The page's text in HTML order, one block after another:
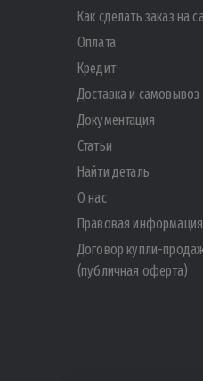
Как сделать заказ на
Оплата
Кредит
Доставка и самовывоз
Документация
Статьи
Найти деталь
О нас
Правовая информация
Договор купли-
(публичная оферта)